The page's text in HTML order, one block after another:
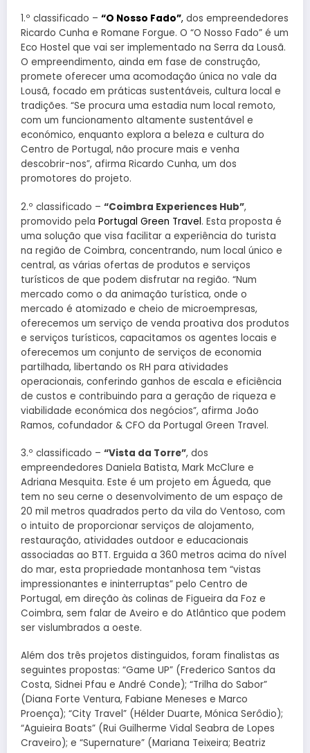
1.º classificado – “O Nosso Fado”, dos empreendedores
Ricardo Cunha e Romane Forgue. O “O Nosso Fado” é um
Eco Hostel que vai ser implementado na Serra da Lousã.
O empreendimento, ainda em fase de construção,
promete oferecer uma acomodação única no vale da
Lousã, focado em práticas sustentáveis, cultura local e
tradições. “Se procura uma estadia num local remoto,
com um funcionamento altamente sustentável e
económico, enquanto explora a beleza e cultura do
Centro de Portugal, não procure mais e venha
descobrir-nos”, afirma Ricardo Cunha, um dos
promotores do projeto.
2.º classificado – “Coimbra Experiences Hub”,
promovido pela Portugal Green Travel. Esta proposta é
uma solução que visa facilitar a experiência do turista
na região de Coimbra, concentrando, num local único e
central, as várias ofertas de produtos e serviços
turísticos de que podem disfrutar na região. “Num
mercado como o da animação turística, onde o
mercado é atomizado e cheio de microempresas,
oferecemos um serviço de venda proativa dos produtos
e serviços turísticos, capacitamos os agentes locais e
oferecemos um conjunto de serviços de economia
partilhada, libertando os RH para atividades
operacionais, conferindo ganhos de escala e eficiência
de custos e contribuindo para a geração de riqueza e
viabilidade económica dos negócios”, afirma João
Ramos, cofundador & CFO da Portugal Green Travel.
3.º classificado – “Vista da Torre”, dos
empreendedores Daniela Batista, Mark McClure e
Adriana Mesquita. Este é um projeto em Águeda, que
tem no seu cerne o desenvolvimento de um espaço de
20 mil metros quadrados perto da vila do Ventoso, com
o intuito de proporcionar serviços de alojamento,
restauração, atividades outdoor e educacionais
associadas ao BTT. Erguida a 360 metros acima do nível
do mar, esta propriedade montanhosa tem “vistas
impressionantes e ininterruptas” pelo Centro de
Portugal, em direção às colinas de Figueira da Foz e
Coimbra, sem falar de Aveiro e do Atlântico que podem
ser vislumbrados a oeste.
Além dos três projetos distinguidos, foram finalistas as
seguintes propostas: “Game UP” (Frederico Santos da
Costa, Sidnei Pfau e André Conde); “Trilha do Sabor”
(Diana Forte Ventura, Fabiane Meneses e Marco
Proença); “City Travel” (Hélder Duarte, Mónica Serôdio);
“Aguieira Boats” (Rui Guilherme Vidal Seabra de Lopes
Craveiro); e “Supernature” (Mariana Teixeira; Beatriz